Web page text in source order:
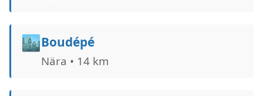
🏙️Boudépé
Nära • 14 km